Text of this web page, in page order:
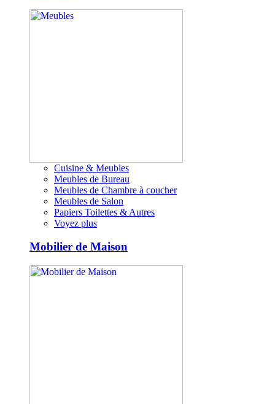
Cuisine & Meubles
Meubles de Bureau
Meubles de Chambre à coucher
Meubles de Salon
Papiers Toilettes & Autres
Voyez plus
Mobilier de Maison